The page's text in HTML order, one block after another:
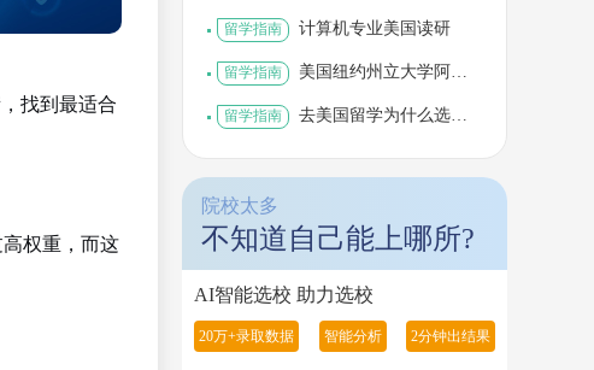
找到最适合
权重，而这
留学指南 计算机专业美国读研
留学指南
美国纽约州立大学阿尔
留学指南
去美国留学为什么选择
院校太多
不知道自己能上哪所?
AI智能选校 助力选校
20万+录取数据 智能分析 2分钟出结果